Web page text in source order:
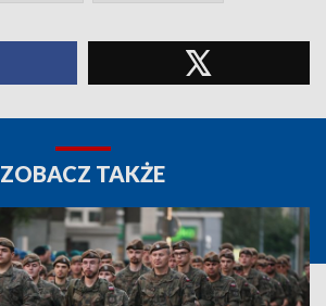
ZOBACZ TAKŻE